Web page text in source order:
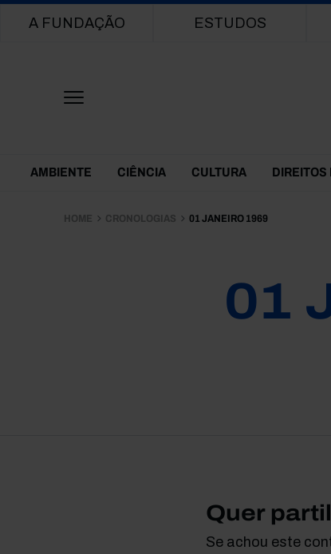
Main navigation
A FUNDAÇÃO ESTUDOS
Themes Menu
AMBIENTE CIÊNCIA CULTURA DIREITOS
HOME CRONOLOGIAS 01 JANEIRO 1969
01
Quer
Se achou este